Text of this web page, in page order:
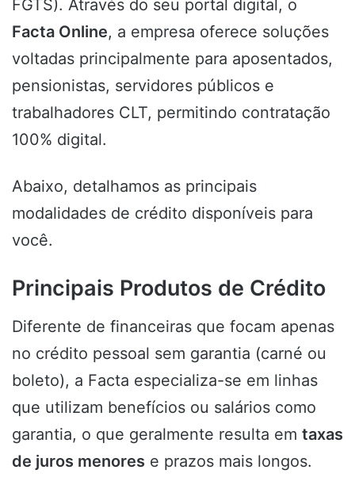
FGTS). Através do seu portal digital, o
Facta Online, a empresa oferece soluções
voltadas principalmente para aposentados,
pensionistas, servidores públicos e
trabalhadores CLT, permitindo contratação
100% digital.
Abaixo, detalhamos as principais
modalidades de crédito disponíveis para
você.
Principais Produtos de Crédito
Diferente de financeiras que focam apenas
no crédito pessoal sem garantia (carné ou
boleto), a Facta especializa-se em linhas
que utilizam benefícios ou salários como
garantia, o que geralmente resulta em taxas
de juros menores e prazos mais longos.